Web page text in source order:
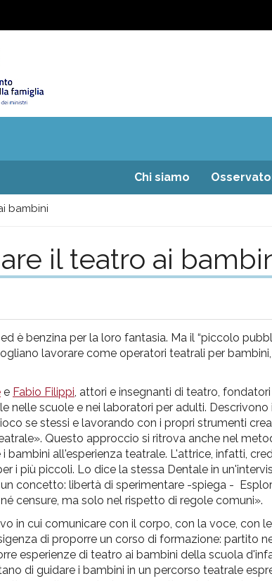
Chi siamo
bambini
il teatro ai
è benzina per la loro fantasia. Ma il “piccolo
lavorare come operatori teatrali per bambini,
e Fabio Filippi , attori e insegnanti di teatro,
nelle scuole e nei laboratori per adulti.
se stessi e lavorando con i propri strumenti
Questo approccio si ritrova anche nel
all'esperienza teatrale. L'attrice, infatti,
i più piccoli. Lo dice la stessa Dentale in
concetto: libertà di sperimentare -spiega -
censure, ma solo nel rispetto di regole comuni».
in cui comunicare con il corpo, con la voce, con
di proporre un corso di formazione: partito
esperienze di teatro ai bambini della scuola
di guidare i bambini in un percorso teatrale